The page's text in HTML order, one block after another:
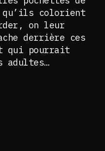
qu’ils colorient
on leur
derrière ces
qui pourrait
adultes…